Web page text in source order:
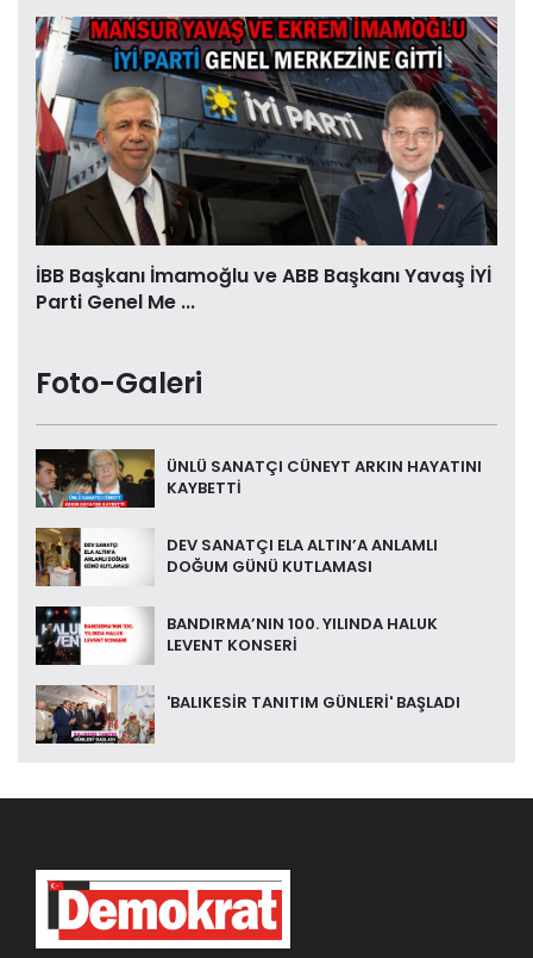
İBB Başkanı İmamoğlu ve ABB Başkanı Yavaş İYİ
Parti Genel Me ...
Foto-Galeri
ÜNLÜ SANATÇI CÜNEYT ARKIN HAYATINI
KAYBETTİ
DEV SANATÇI ELA ALTIN’A ANLAMLI
DOĞUM GÜNÜ KUTLAMASI
BANDIRMA’NIN 100. YILINDA HALUK
LEVENT KONSERİ
'BALIKESİR TANITIM GÜNLERİ' BAŞLADI